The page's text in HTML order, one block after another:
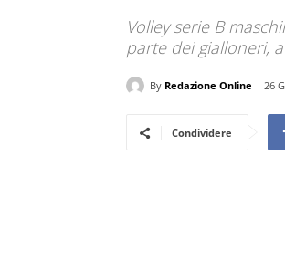
Volley serie B
parte dei gialloneri,
By Redazione Online 26
Condividere